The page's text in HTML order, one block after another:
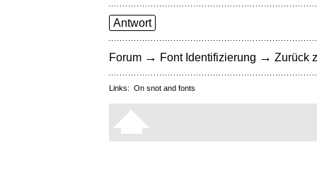
Antwort
Forum → Font Identifizierung → Zurück
Links: On snot and fonts